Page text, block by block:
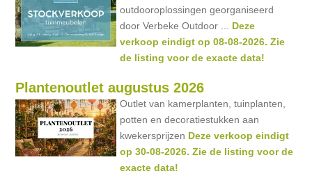
outdooroplossingen georganiseerd
door Verbeke Outdoor ... Deze
verkoop eindigt op 08-08-2026. Zie
de listing voor de exacte data!
Plantenoutlet augustus 2026
Outlet van kamerplanten, tuinplanten,
potten en decoratiestukken aan
kwekersprijzen Deze verkoop eindigt
op 30-08-2026. Zie de listing voor de
exacte data!